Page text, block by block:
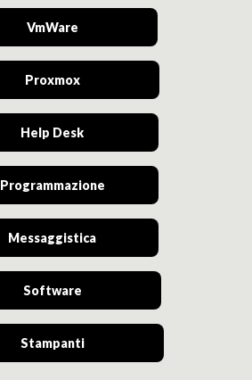
VmWare
Proxmox
Help Desk
Programmazione
Messaggistica
Software
Stampanti